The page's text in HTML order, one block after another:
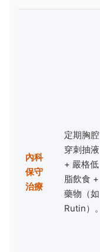
內科
保守
治療
定期胸腔
穿刺抽液
+ 嚴格低
脂飲食 +
藥物（如
Rutin）。